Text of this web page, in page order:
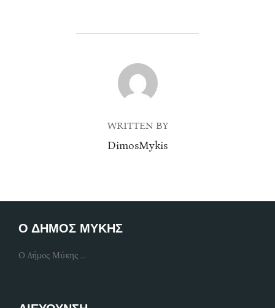
POST AUTHOR
WRITTEN BY
DimosMykis
Ο ΔΗΜΟΣ ΜΥΚΗΣ
Ο Δήμος Μύκης ...